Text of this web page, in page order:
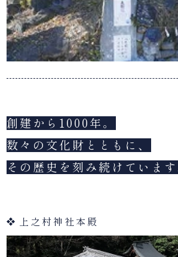
創建から1000年。
数々の文化財とともに、
その歴史を刻み続けています
上之村神社本殿